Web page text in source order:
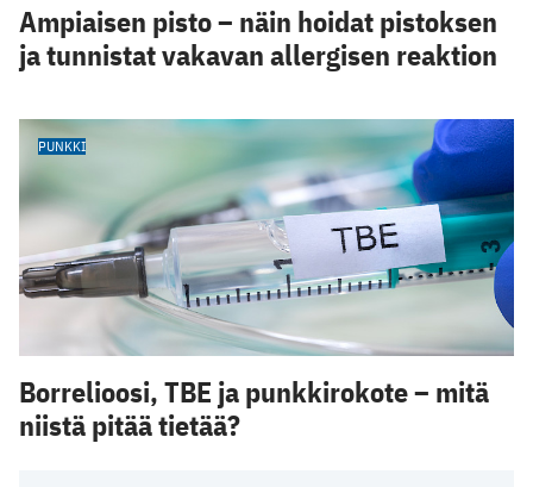
Ampiaisen pisto – näin hoidat pistoksen
ja tunnistat vakavan allergisen reaktion
PUNKKI
Borrelioosi, TBE ja punkkirokote – mitä
niistä pitää tietää?